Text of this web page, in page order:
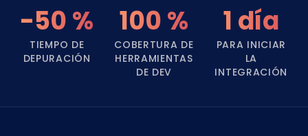
-50 %
TIEMPO DE
DEPURACIÓN
100 %
COBERTURA DE
HERRAMIENTAS
DE DEV
1 día
PARA INICIAR
LA
INTEGRACIÓN